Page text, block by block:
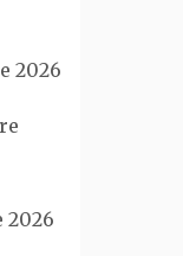
2026
2026